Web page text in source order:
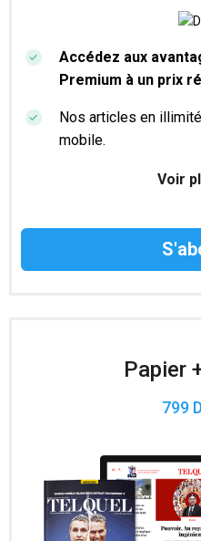
Accédez aux
Premium à un prix
Nos articles en
mobile.
Le magazine TelQuel
Des informations
Voir
Papier
799